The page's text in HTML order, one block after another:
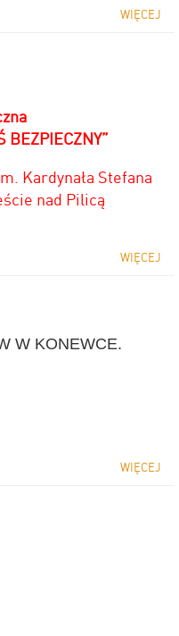
WIĘCEJ
BEZPIECZNY”
Kardynała Stefana
nad Pilicą
WIĘCEJ
W KONEWCE.
WIĘCEJ